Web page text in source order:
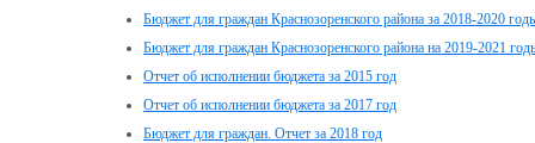
Бюджет для граждан Краснозоренского района за 2018-2020
Бюджет для граждан Краснозоренского района на 2019-2021
Отчет об исполнении бюджета за 2015 год
Отчет об исполнении бюджета за 2017 год
Бюджет для граждан. Отчет за 2018 год